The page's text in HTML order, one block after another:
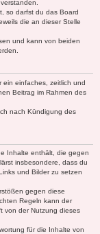
so darfst du das Board
die an dieser Stelle
und kann von beiden
ein einfaches, zeitlich und
Beitrag im Rahmen des
nach Kündigung des
Inhalte enthält, die gegen
insbesondere, dass du
und Bilder zu setzen
gegen diese
Regeln kann der
von der Nutzung dieses
für die Inhalte von